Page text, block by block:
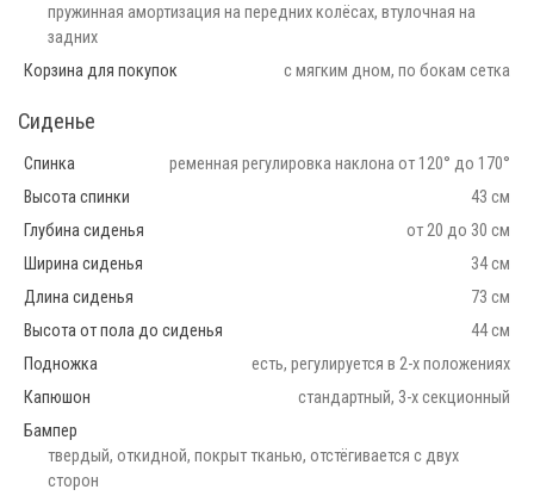
пружинная амортизация на передних колёсах, втулочная на
задних
Корзина для покупок
с мягким дном, по бокам сетка
Сиденье
Спинка
ременная регулировка наклона от 120° до 170°
Высота спинки
43 см
Глубина сиденья
от 20 до 30 см
Ширина сиденья
34 см
Длина сиденья
73 см
Высота от пола до сиденья
44 см
Подножка
есть, регулируется в 2-х положениях
Капюшон
стандартный, 3-х секционный
Бампер
твердый, откидной, покрыт тканью, отстёгивается с двух
сторон